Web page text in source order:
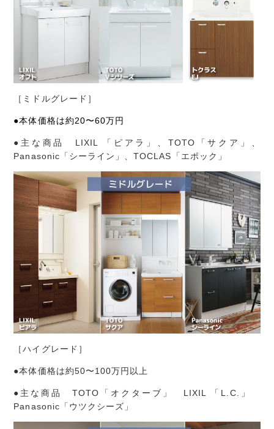
［ミドルグレード］
●本体価格は約20〜60万円
●主な商品 LIXIL 「ピアラ」、TOTO「サクア」、
Panasonic「シーライン」、TOCLAS「エポック」
［ハイグレード］
●本体価格は約50〜100万円以上
●主な商品 TOTO「オクターブ」 LIXIL 「L.C.」
Panasonic「ウツクシーズ」